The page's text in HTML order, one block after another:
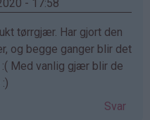
- 17:58
tørrgjær. Har gjort den
og begge ganger blir det
Med vanlig gjær blir de
Svar